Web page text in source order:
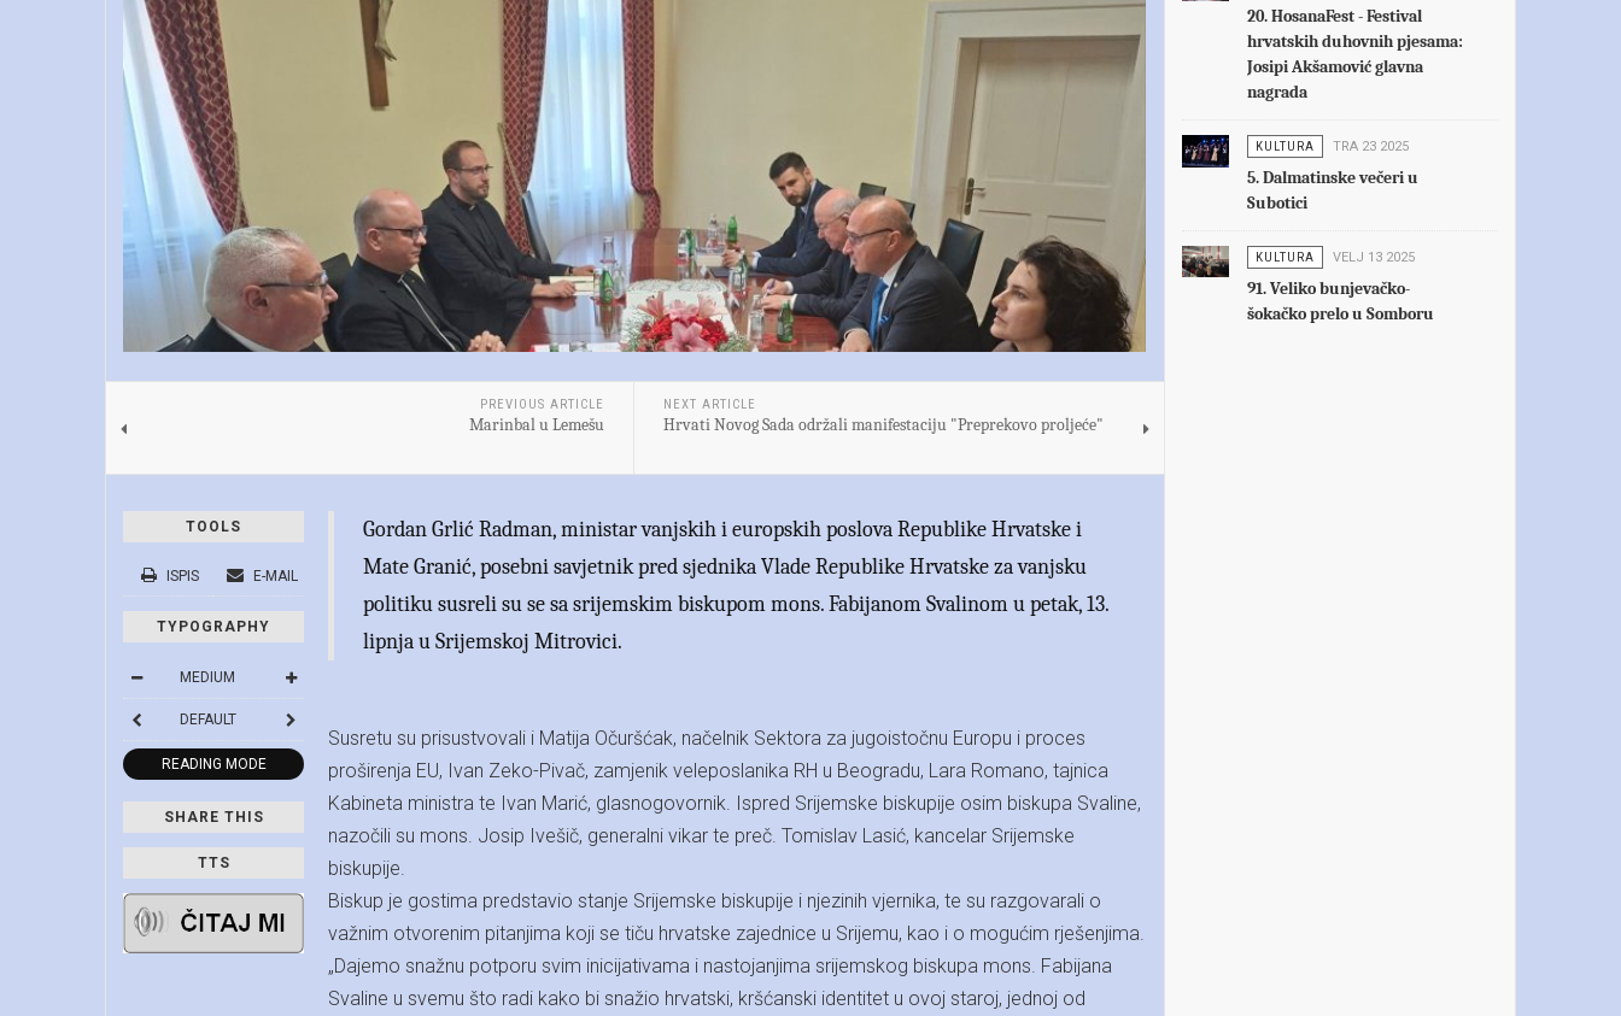
PREVIOUS ARTICLE
Marinbal u Lemešu
NEXT ARTICLE
Hrvati Novog Sada održali manifestaciju "Preprekovo proljeće"
TOOLS
ISPIS E-MAIL
TYPOGRAPHY
MEDIUM
DEFAULT
READING MODE
SHARE THIS
TTS
Gordan Grlić Radman, ministar vanjskih i europskih poslova Republike Hrvatske i
Mate Granić, posebni savjetnik pred sjednika Vlade Republike Hrvatske za vanjsku
politiku susreli su se sa srijemskim biskupom mons. Fabijanom Svalinom u petak, 13.
lipnja u Srijemskoj Mitrovici.
Susretu su prisustvovali i Matija Očuršćak, načelnik Sektora za jugoistočnu Europu i proces
proširenja EU, Ivan Zeko-Pivač, zamjenik veleposlanika RH u Beogradu, Lara Romano, tajnica
Kabineta ministra te Ivan Marić, glasnogovornik. Ispred Srijemske biskupije osim biskupa Svaline,
nazočili su mons. Josip Ivešič, generalni vikar te preč. Tomislav Lasić, kancelar Srijemske
biskupije.
Biskup je gostima predstavio stanje Srijemske biskupije i njezinih vjernika, te su razgovarali o
važnim otvorenim pitanjima koji se tiču hrvatske zajednice u Srijemu, kao i o mogućim rješenjima.
„Dajemo snažnu potporu svim inicijativama i nastojanjima srijemskog biskupa mons. Fabijana
Svaline u svemu što radi kako bi snažio hrvatski, kršćanski identitet u ovoj staroj, jednoj od
20. HosanaFest - Festival
hrvatskih duhovnih pjesama:
Josipi Akšamović glavna
nagrada
KULTURA TRA 23 2025
5. Dalmatinske večeri u
Subotici
KULTURA VELJ 13 2025
91. Veliko bunjevačko-
šokačko prelo u Somboru